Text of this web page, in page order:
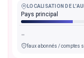
LOCALISATION DE
Pays principal
-
faux abonnés / comptes